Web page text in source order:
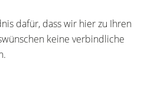
dafür, dass wir hier zu Ihren
keine verbindliche